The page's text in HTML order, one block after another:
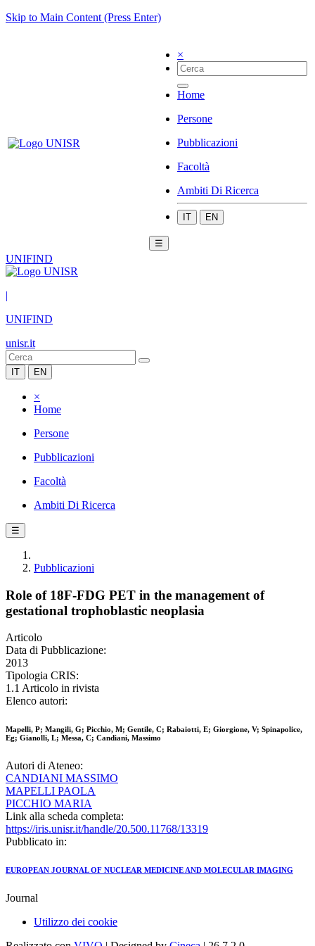
Skip to Main Content (Press Enter)
×
Home
Persone
Pubblicazioni
Facoltà
Ambiti Di Ricerca
IT EN
☰
UNIFIND
|
UNIFIND
unisr.it
IT EN
×
Home
Persone
Pubblicazioni
Facoltà
Ambiti Di Ricerca
☰
Pubblicazioni
Role of 18F-FDG PET in the management of
gestational trophoblastic neoplasia
Articolo
Data di Pubblicazione:
2013
Tipologia CRIS:
1.1 Articolo in rivista
Elenco autori:
Mapelli, P; Mangili, G; Picchio, M; Gentile, C; Rabaiotti, E; Giorgione, V; Spinapolice,
Eg; Gianolli, L; Messa, C; Candiani, Massimo
Autori di Ateneo:
CANDIANI MASSIMO
MAPELLI PAOLA
PICCHIO MARIA
Link alla scheda completa:
https://iris.unisr.it/handle/20.500.11768/13319
Pubblicato in:
EUROPEAN JOURNAL OF NUCLEAR MEDICINE AND MOLECULAR IMAGING
Journal
Utilizzo dei cookie